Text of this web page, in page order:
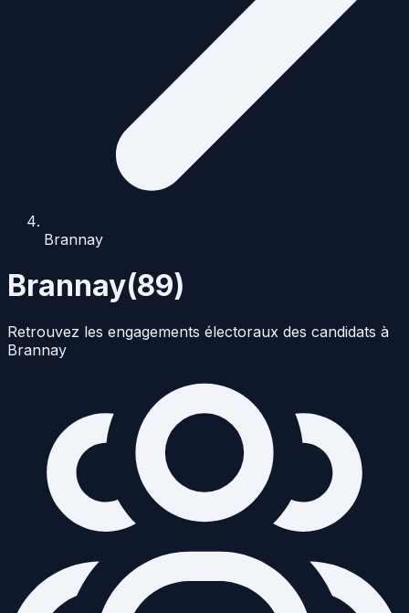
Brannay
Brannay(89)
Retrouvez les engagements électoraux des candidats à
Brannay